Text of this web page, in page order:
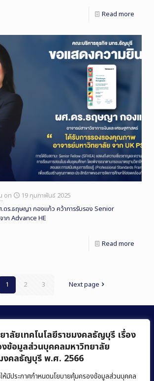
าลัยเทคโนโลยีราชมงคลธัญบุรี เรื่อง
ข้อมูลส่วนบุคคลมหาวิทยาลัย
งคลธัญบุรี พ.ศ. 2566
ห้มีประกาศกำหนดนโยบายคุ้มครองข้อมูลส่วนบุคคล
Read more
on
19 กุมภาพันธ์ 2025
.ดร.ธฤษญา กองแก้ว คว้าการรับรอง Senior
าก Advance HE
Read more
1 2 3 Next page
โลยีราชมงคลธัญบุรี